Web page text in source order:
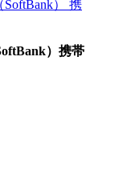
）携帯